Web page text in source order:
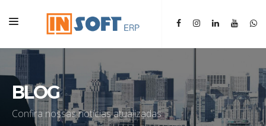
HOME
INSTITUCIONAL
BLOG
Confira nossas notícias atualizadas